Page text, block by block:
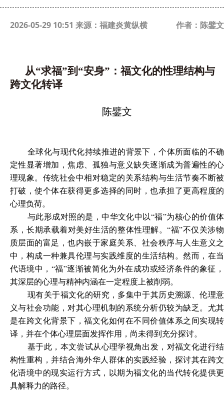
2026-05-29 10:51 来源：福建炎黄纵横 作者：陈鐾文
从“求福”到“安身”：福文化的性理结构与
跨文化转译
陈鐾文
全球化与现代化持续推进的背景下，个体所面临的不确
定性显著增加，焦虑、孤独与意义缺失逐渐成为普遍性的心
理现象。传统社会中相对稳定的关系结构与生活节奏不断被
打破，使个体在获得更多选择的同时，也承担了更高程度的
心理负荷。
与此形成对照的是，中华文化中以“福”为核心的价值体
系，长期承载着对美好生活的整体性理解。“福”不仅关涉物
质层面的富足，也内嵌于家庭关系、社会秩序与人生意义之
中，构成一种兼具伦理与实践维度的生活结构。然而，在当
代语境中，“福”逐渐被简化为外在成功或经济条件的象征，
其深层的心理与精神内涵在一定程度上被削弱。
现有关于福文化的研究，多集中于其历史溯源、伦理意
义与社会功能，对其心理机制的系统分析仍较为缺乏。尤其
是在跨文化背景下，福文化如何在不同价值体系之间实现转
译，并在个体心理层面发挥作用，尚未得到充分探讨。
基于此，本文尝试从心理学视角出发，对福文化进行结
构性重构，并结合海外华人群体的实践经验，探讨其在跨文
化语境中的现实运行方式，以期为福文化的当代转化提供更
具解释力的路径。